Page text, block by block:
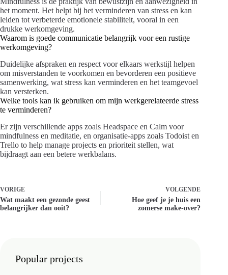
het moment. Het helpt bij het verminderen van stress en kan
leiden tot verbeterde emotionele stabiliteit, vooral in een
drukke werkomgeving.
Waarom is goede communicatie belangrijk voor een rustige
werkomgeving?
Duidelijke afspraken en respect voor elkaars werkstijl helpen
om misverstanden te voorkomen en bevorderen een positieve
samenwerking, wat stress kan verminderen en het teamgevoel
kan versterken.
Welke tools kan ik gebruiken om mijn werkgerelateerde stress
te verminderen?
Er zijn verschillende apps zoals Headspace en Calm voor
mindfulness en meditatie, en organisatie-apps zoals Todoist en
Trello to help manage projects en prioriteit stellen, wat
bijdraagt aan een betere werkbalans.
VORIGE
Wat maakt een gezonde geest
belangrijker dan ooit?
VOLGENDE
Hoe geef je je huis een
zomerse make-over?
Popular projects